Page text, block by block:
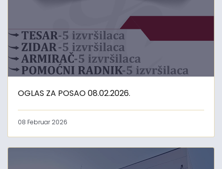
OGLAS ZA POSAO 08.02.2026.
08 Februar 2026